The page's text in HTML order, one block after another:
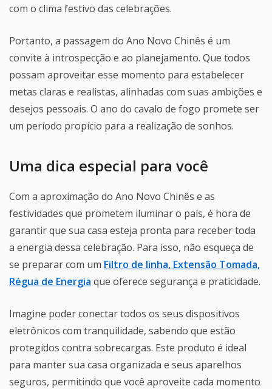
com o clima festivo das celebrações.
Portanto, a passagem do Ano Novo Chinês é um
convite à introspecção e ao planejamento. Que todos
possam aproveitar esse momento para estabelecer
metas claras e realistas, alinhadas com suas ambições e
desejos pessoais. O ano do cavalo de fogo promete ser
um período propício para a realização de sonhos.
Uma dica especial para você
Com a aproximação do Ano Novo Chinês e as
festividades que prometem iluminar o país, é hora de
garantir que sua casa esteja pronta para receber toda
a energia dessa celebração. Para isso, não esqueça de
se preparar com um Filtro de linha, Extensão Tomada,
Régua de Energia que oferece segurança e praticidade.
Imagine poder conectar todos os seus dispositivos
eletrônicos com tranquilidade, sabendo que estão
protegidos contra sobrecargas. Este produto é ideal
para manter sua casa organizada e seus aparelhos
seguros, permitindo que você aproveite cada momento